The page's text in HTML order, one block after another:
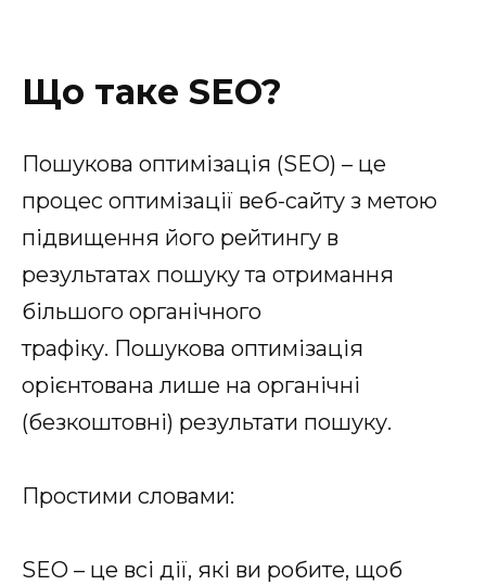
Що таке SEO?
Пошукова оптимізація (SEO) – це
процес оптимізації веб-сайту з метою
підвищення його рейтингу в
результатах пошуку та отримання
більшого органічного
трафіку. Пошукова оптимізація
орієнтована лише на органічні
(безкоштовні) результати пошуку.
Простими словами:
SEO – це всі дії, які ви робите, щоб